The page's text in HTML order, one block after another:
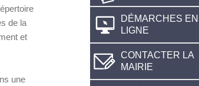
de la
et
une
DÉMARCHES EN
LIGNE
CONTACTER LA
MAIRIE